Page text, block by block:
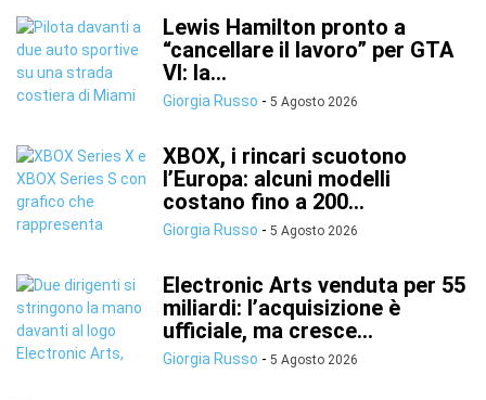
Lewis Hamilton pronto a
“cancellare il lavoro” per GTA
VI: la...
Giorgia Russo - 5 Agosto 2026
XBOX, i rincari scuotono
l’Europa: alcuni modelli
costano fino a 200...
Giorgia Russo - 5 Agosto 2026
Electronic Arts venduta per 55
miliardi: l’acquisizione è
ufficiale, ma cresce...
Giorgia Russo - 5 Agosto 2026